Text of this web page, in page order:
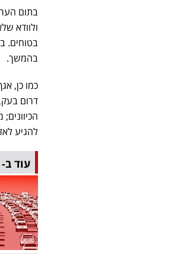
בתום
ולוודא
בטוחים.
בהמשך.
דרום
להגיע
עוד ב-